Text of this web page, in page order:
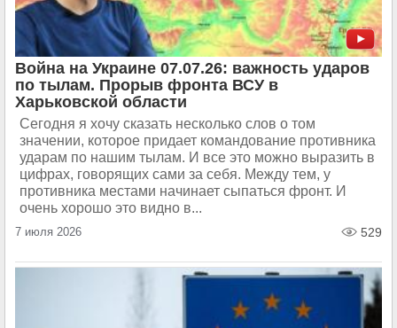
Война на Украине 07.07.26: важность ударов
по тылам. Прорыв фронта ВСУ в
Харьковской области
Сегодня я хочу сказать несколько слов о том
значении, которое придает командование противника
ударам по нашим тылам. И все это можно выразить в
цифрах, говорящих сами за себя. Между тем, у
противника местами начинает сыпаться фронт. И
очень хорошо это видно в...
7 июля 2026 529